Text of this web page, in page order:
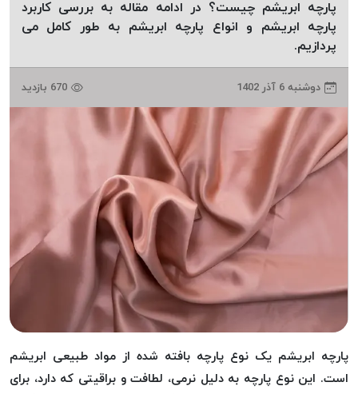
دوخت
کومو
دوخت
دلتا
DELTA
نخ
دوخت
اکو
E.K.O
نخ
بافت
موم
خورده
موم
خورده
پارچه ابریشم چیست؟ در ادامه مقاله به بررسی کاربرد
پارچه ابریشم و انواع پارچه ابریشم به طور کامل می
پردازیم.
دوشنبه 6 آذر 1402 670 بازدید
پارچه ابریشم یک نوع پارچه بافته شده از مواد طبیعی ابریشم
است. این نوع پارچه به دلیل نرمی، لطافت و براقیتی که دارد، برای